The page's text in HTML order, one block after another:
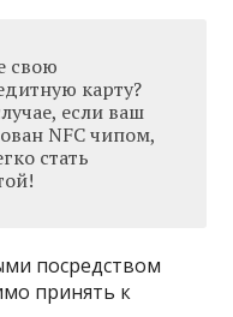
свою
карту?
если ваш
NFC чипом,
стать
посредством
принять к